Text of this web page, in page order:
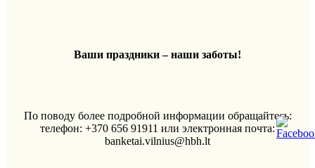
Ваши праздники – наши заботы!
По поводу более подробной информации обращайтесь:
телефон: +370 656 91911 или электронная почта:
banketai.vilnius@hbh.lt